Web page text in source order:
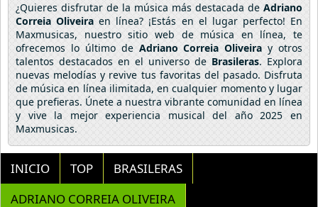
¿Quieres disfrutar de la música más destacada de Adriano
Correia Oliveira en línea? ¡Estás en el lugar perfecto! En
Maxmusicas, nuestro sitio web de música en línea, te
ofrecemos lo último de Adriano Correia Oliveira y otros
talentos destacados en el universo de Brasileras. Explora
nuevas melodías y revive tus favoritas del pasado. Disfruta
de música en línea ilimitada, en cualquier momento y lugar
que prefieras. Únete a nuestra vibrante comunidad en línea
y vive la mejor experiencia musical del año 2025 en
Maxmusicas.
INICIO TOP
BRASILERAS
ADRIANO CORREIA OLIVEIRA